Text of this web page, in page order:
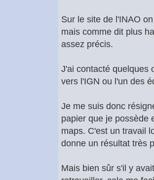
Sur le site de l'INAO
mais comme dit plus
assez précis.
J'ai contacté quelques
vers l'IGN ou l'un des
Je me suis donc
papier que je possède
maps. C'est un travail
donne un résultat très
Mais bien sûr s'il y